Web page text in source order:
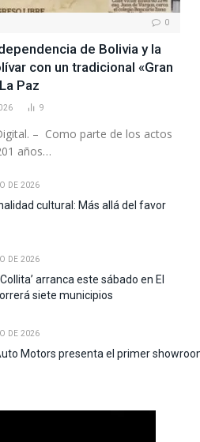
0
de Bolivia y la
con un tradicional «Gran
Paz
9
– Como parte de los actos
años…
DE 2026
cultural: Más allá del favor
DE 2026
arranca este sábado en El
siete municipios
DE 2026
Motors presenta el primer